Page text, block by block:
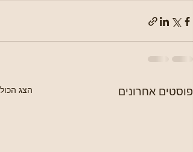
פוסטים אחרונים הצג הכול